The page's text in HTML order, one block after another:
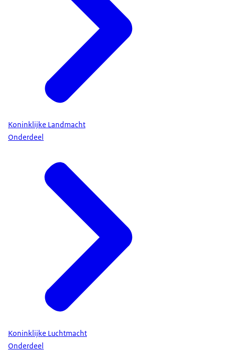
Koninklijke Landmacht
Onderdeel
Koninklijke Luchtmacht
Onderdeel